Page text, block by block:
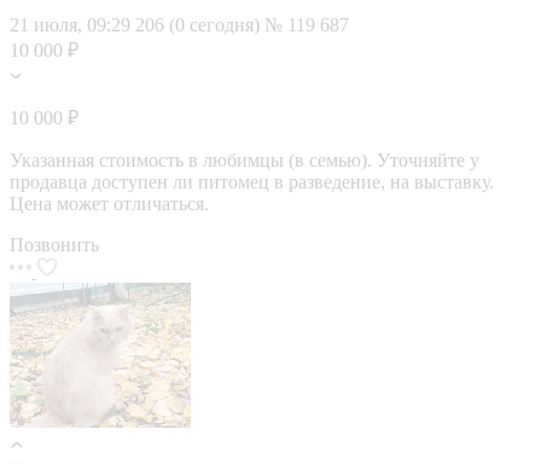
21 июля, 09:29 206 (0 сегодня) № 119 687
10 000 ₽
10 000 ₽
Указанная стоимость в любимцы (в семью). Уточняйте у
продавца доступен ли питомец в разведение, на выставку.
Цена может отличаться.
Позвонить